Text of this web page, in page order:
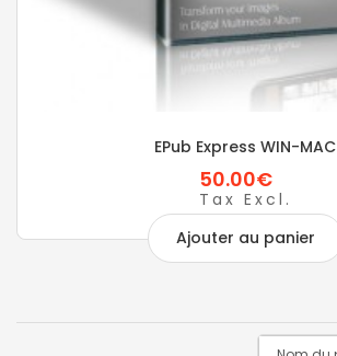
EPub Express WIN-MAC
50.00€
Tax Excl.
Ajouter au panier